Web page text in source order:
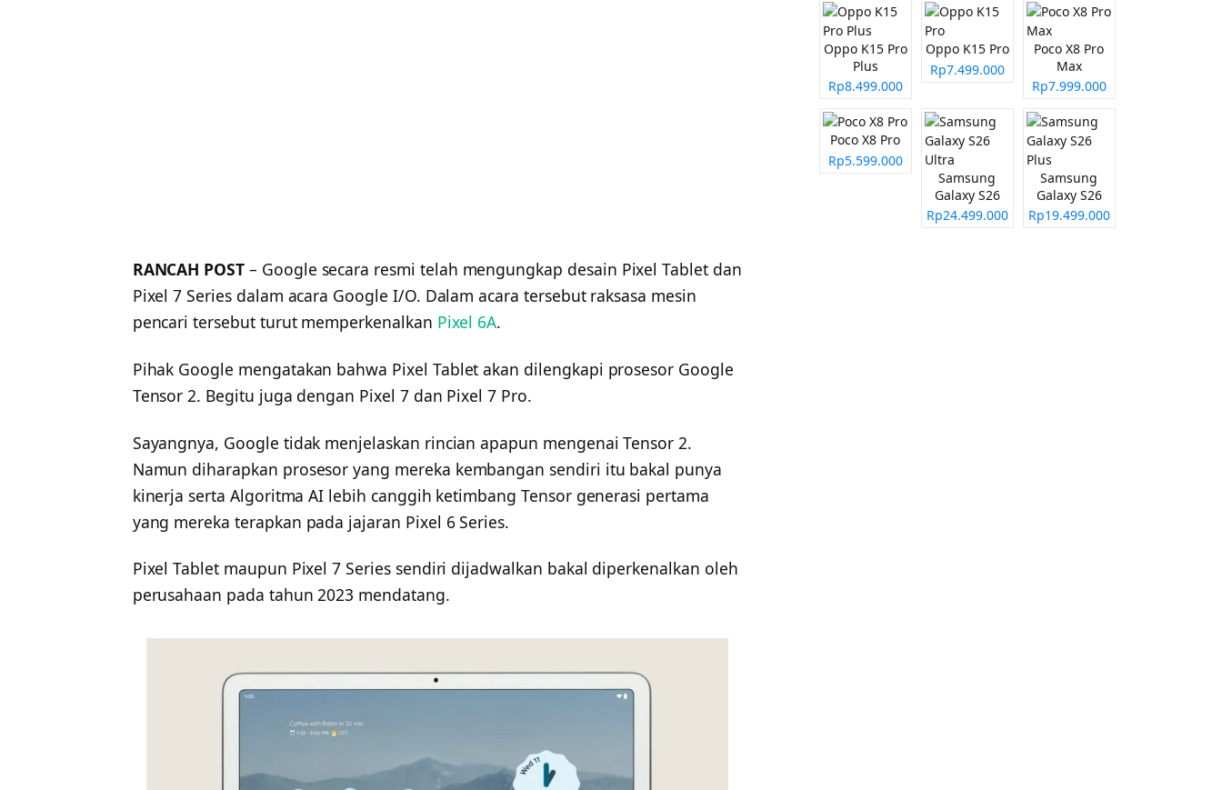
RANCAH POST – Google secara resmi telah mengungkap desain Pixel Tablet dan
Pixel 7 Series dalam acara Google I/O. Dalam acara tersebut raksasa mesin
pencari tersebut turut memperkenalkan Pixel 6A.
Pihak Google mengatakan bahwa Pixel Tablet akan dilengkapi prosesor Google
Tensor 2. Begitu juga dengan Pixel 7 dan Pixel 7 Pro.
Sayangnya, Google tidak menjelaskan rincian apapun mengenai Tensor 2.
Namun diharapkan prosesor yang mereka kembangan sendiri itu bakal punya
kinerja serta Algoritma AI lebih canggih ketimbang Tensor generasi pertama
yang mereka terapkan pada jajaran Pixel 6 Series.
Pixel Tablet maupun Pixel 7 Series sendiri dijadwalkan bakal diperkenalkan oleh
perusahaan pada tahun 2023 mendatang.
Oppo K15 Pro
Plus
Rp8.499.000
Oppo K15 Pro
Rp7.499.000
Poco X8 Pro
Max
Rp7.999.000
Poco X8 Pro
Rp5.599.000
Samsung
Galaxy S26
Ultra
Rp24.499.000
Samsung
Galaxy S26
Plus
Rp19.499.000